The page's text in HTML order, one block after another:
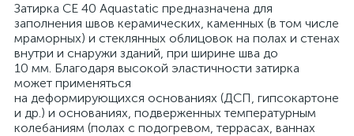
Затирка CE 40 Aquastatic предназначена для
заполнения швов керамических, каменных (в том числе
мраморных) и стеклянных облицовок на полах и стенах
внутри и снаружи зданий, при ширине шва до
10 мм. Благодаря высокой эластичности затирка
может применяться
на деформирующихся основаниях (ДСП, гипсокартоне
и др.) и основаниях, подверженных температурным
колебаниям (полах с подогревом, террасах, ваннах